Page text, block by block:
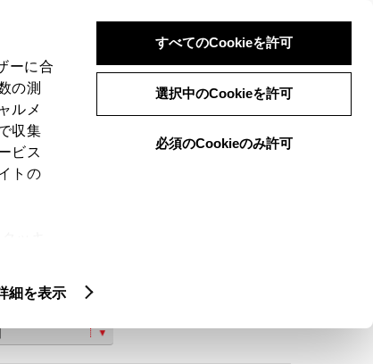
ーに合
の測
ルメ
収集
ビス
トの
細を表示
すべてのCookieを許可
選択中のCookieを許可
必須のCookieのみ許可
ログイン 検索 メニュー
ご購入相談
県姫路市花田町一本松１０１